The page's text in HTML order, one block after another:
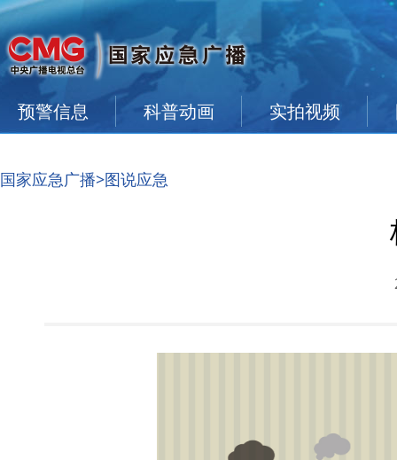
预警信息 科普动画 实拍视频
国家应急广播>图说应急